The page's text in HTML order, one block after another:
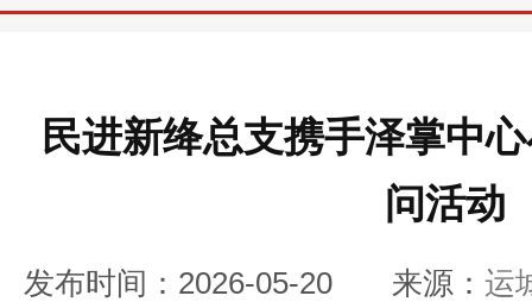
民进新绛总支携手泽掌中
问活动
发布时间：2026-05-20 来源： 运